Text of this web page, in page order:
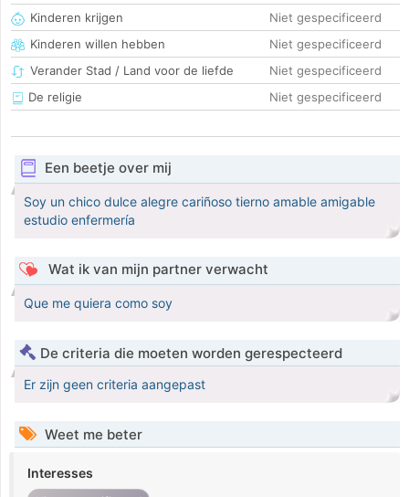
Kinderen krijgen
Niet gespecificeerd
Kinderen willen hebben
Niet gespecificeerd
Verander Stad / Land voor de liefde
Niet gespecificeerd
De religie
Niet gespecificeerd
Een beetje over mij
Soy un chico dulce alegre cariñoso tierno amable amigable
estudio enfermería
Wat ik van mijn partner verwacht
Que me quiera como soy
De criteria die moeten worden gerespecteerd
Er zijn geen criteria aangepast
Weet me beter
Interesses